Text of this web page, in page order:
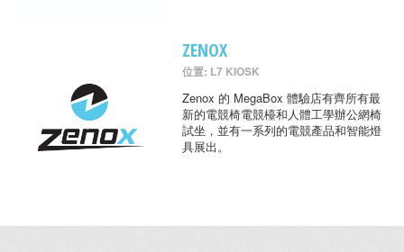
ZENOX
位置: L7 KIOSK
Zenox 的 MegaBox 體驗店有齊所有最
新的電競椅電競檯和人體工學辦公網椅
試坐，並有一系列的電競產品和智能燈
具展出。